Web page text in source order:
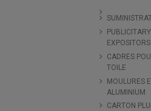
PUBLICITARY
EXPOSITORS
CADRES
TOILE
MOULURES
ALUMINIUM
CARTON